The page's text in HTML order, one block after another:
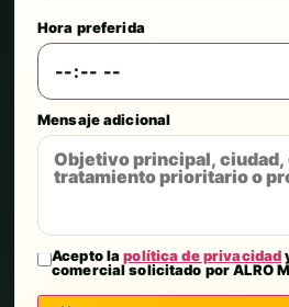
Hora preferida
Mensaje adicional
Acepto lapolítica de privacidad
comercial solicitado por ALRO